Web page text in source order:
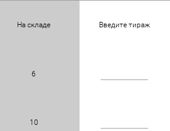
На складе Введите тираж
6
10